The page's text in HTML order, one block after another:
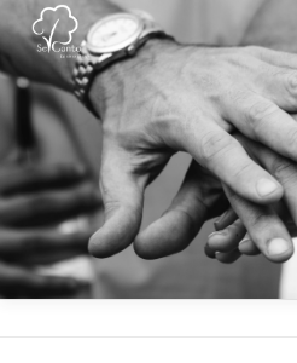
Aller au contenu